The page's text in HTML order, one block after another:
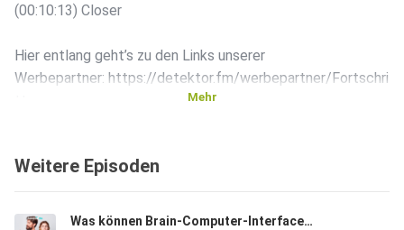
(00:10:13) Closer
Hier entlang geht’s zu den Links unserer
Werbepartner: https://detektor.fm/werbepartner/Fortschri
Mehr
Weitere Episoden
Was können Brain-Computer-Interfaces?